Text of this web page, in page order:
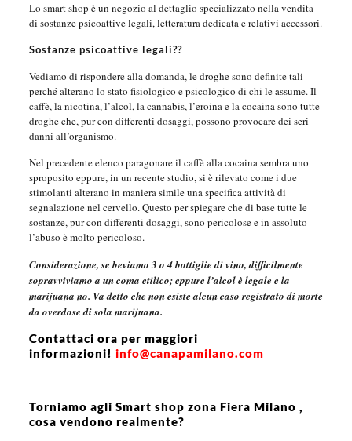
Lo smart shop è un negozio al dettaglio specializzato nella vendita
di sostanze psicoattive legali, letteratura dedicata e relativi accessori.
Sostanze psicoattive legali??
Vediamo di rispondere alla domanda, le droghe sono definite tali
perché alterano lo stato fisiologico e psicologico di chi le assume. Il
caffè, la nicotina, l’alcol, la cannabis, l’eroina e la cocaina sono tutte
droghe che, pur con differenti dosaggi, possono provocare dei seri
danni all’organismo.
Nel precedente elenco paragonare il caffè alla cocaina sembra uno
sproposito eppure, in un recente studio, si è rilevato come i due
stimolanti alterano in maniera simile una specifica attività di
segnalazione nel cervello. Questo per spiegare che di base tutte le
sostanze, pur con differenti dosaggi, sono pericolose e in assoluto
l’abuso è molto pericoloso.
Considerazione, se beviamo 3 o 4 bottiglie di vino, difficilmente
sopravviviamo a un coma etilico; eppure l’alcol è legale e la
marijuana no. Va detto che non esiste alcun caso registrato di morte
da overdose di sola marijuana.
Contattaci ora per maggiori
informazioni! info@canapamilano.com
Torniamo agli Smart shop zona Fiera Milano ,
cosa vendono realmente?